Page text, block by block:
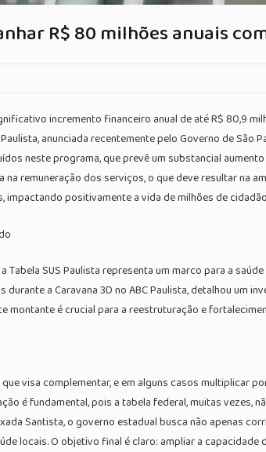
R$ 80 milhões anuais
incremento financeiro anual de até R$ 80,9
anunciada recentemente pelo Governo de
neste programa, que prevê um substancial
remuneração dos serviços, o que deve resultar na
positivamente a vida de milhões de
Tabela SUS Paulista representa um marco para a
a Caravana 3D no ABC Paulista, detalhou
montante é crucial para a reestruturação e
visa complementar, e em alguns casos
é fundamental, pois a tabela federal, muitas
Santista, o governo estadual busca não apenas
locais. O objetivo final é claro: ampliar a